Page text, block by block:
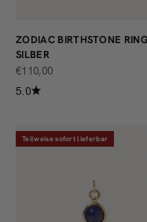
ZODIAC BIRTHSTONE
SILBER
ANGEBOT
€110,00
5.0
Teilweise sofort lieferbar